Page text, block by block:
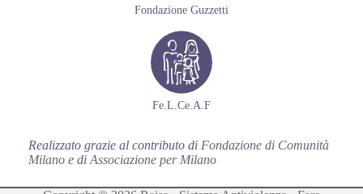
Fondazione Guzzetti
Fe.L.Ce.A.F
Realizzato grazie al contributo di Fondazione di Comunità
Milanoe di Associazione per Milano